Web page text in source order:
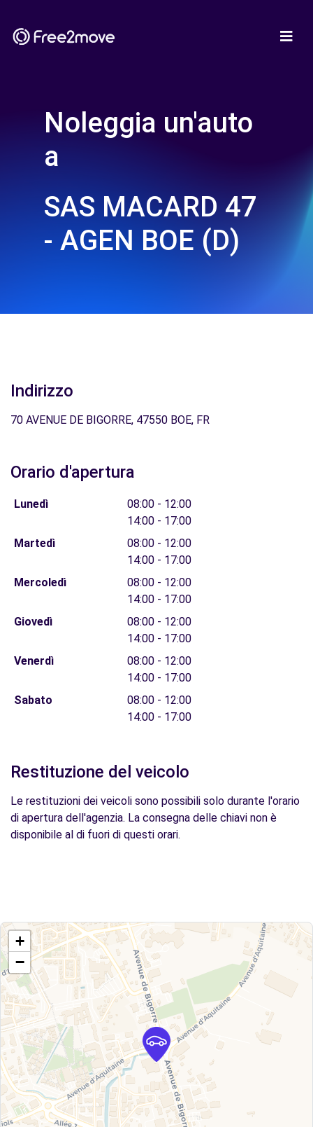
Noleggia un'auto
a
SAS MACARD 47
- AGEN BOE (D)
Indirizzo
70 AVENUE DE BIGORRE, 47550 BOE, FR
Orario d'apertura
Lunedì
08:00 - 12:00
14:00 - 17:00
Martedì
08:00 - 12:00
14:00 - 17:00
Mercoledì
08:00 - 12:00
14:00 - 17:00
Giovedì
08:00 - 12:00
14:00 - 17:00
Venerdì
08:00 - 12:00
14:00 - 17:00
Sabato
08:00 - 12:00
14:00 - 17:00
Restituzione del veicolo
Le restituzioni dei veicoli sono possibili solo durante l'orario
di apertura dell'agenzia. La consegna delle chiavi non è
disponibile al di fuori di questi orari.
+
−